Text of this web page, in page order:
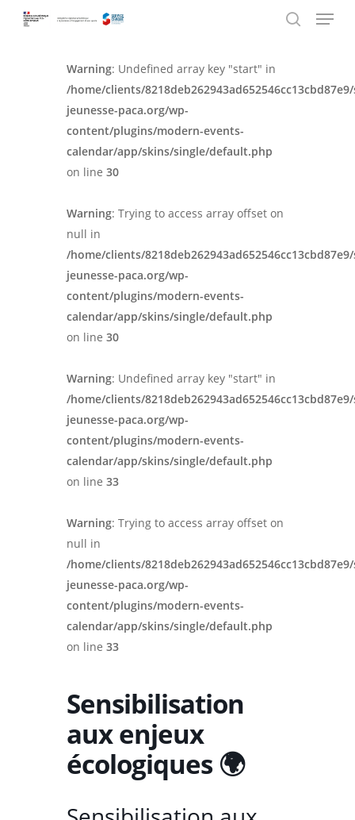
Menu
Warning: Undefined array key "start" in
/home/clients/
jeunesse-paca.org/wp-
content/plugins/modern-events-
calendar/app/skins/single/default.php
on line 30
Warning: Trying to access array offset on
null in
/home/clients/
jeunesse-paca.org/wp-
content/plugins/modern-events-
calendar/app/skins/single/default.php
on line 30
Warning: Undefined array key "start" in
/home/clients/
jeunesse-paca.org/wp-
content/plugins/modern-events-
calendar/app/skins/single/default.php
on line 33
Warning: Trying to access array offset on
null in
/home/clients/
jeunesse-paca.org/wp-
content/plugins/modern-events-
calendar/app/skins/single/default.php
on line 33
Sensibilisation
aux enjeux
écologiques 🌍